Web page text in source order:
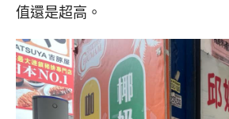
值還是超高。